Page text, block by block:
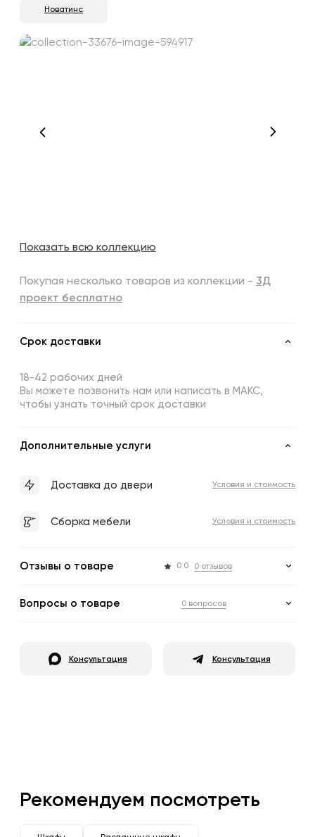
Новатинс
Показать всю коллекцию
Покупая несколько товаров из коллекции - 3Д
проект бесплатно
Срок доставки
18-42 рабочих дней
Вы можете позвонить нам или написать в МАКС,
чтобы узнать точный срок доставки
Дополнительные услуги
Доставка до двери Условия и стоимость
Сборка мебели Условия и стоимость
Отзывы о товаре 0.0 0 отзывов
Вопросы о товаре 0 вопросов
Консультация Консультация
Рекомендуем посмотреть